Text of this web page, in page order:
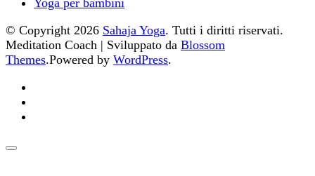
Yoga per bambini
© Copyright 2026 Sahaja Yoga. Tutti i diritti riservati.
Meditation Coach | Sviluppato da Blossom
Themes.Powered by WordPress.